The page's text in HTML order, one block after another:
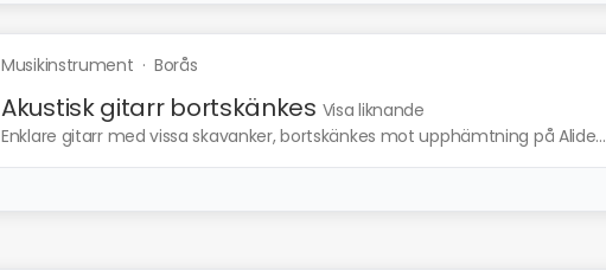
Musikinstrument · Borås
Akustisk gitarr bortskänkes Visa liknande
Enklare gitarr med vissa skavanker, bortskänkes mot upphämtning på Alide...